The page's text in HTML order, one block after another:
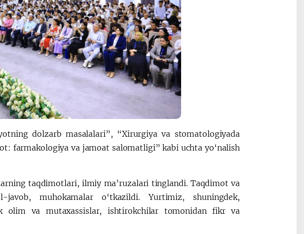
dolzarb masalalari”, “Xirurgiya va stomatologiyada
farmakologiya va jamoat salomatligi” kabi uchta yo‘nalish
taqdimotlari, ilmiy ma’ruzalari tinglandi. Taqdimot va
javob, muhokamalar o‘tkazildi. Yurtimiz, shuningdek,
olim va mutaxassislar, ishtirokchilar tomonidan fikr va